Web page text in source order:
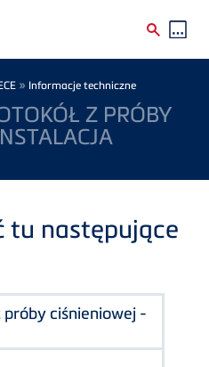
» Informacje techniczne
Z PRÓBY
tu następujące
próby ciśnieniowej -